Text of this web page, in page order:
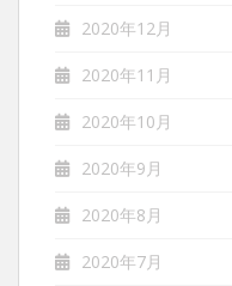
2020年12月
2020年11月
2020年10月
2020年9月
2020年8月
2020年7月